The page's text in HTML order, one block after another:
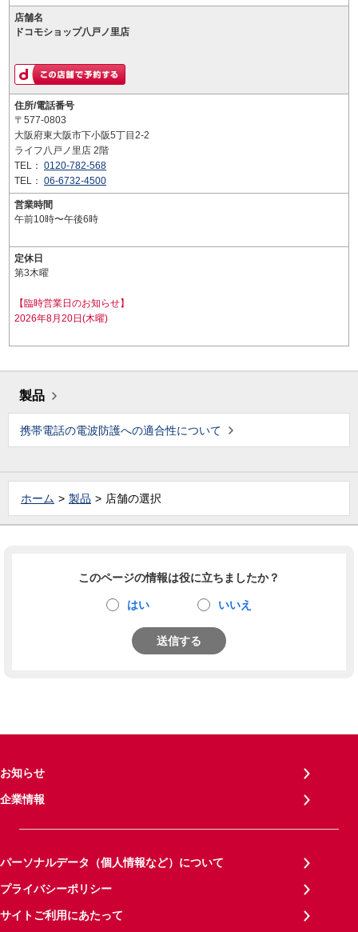
店舗名
ドコモショップ八戸ノ里店
住所/電話番号
〒577-0803
大阪府東大阪市下小阪5丁目2-2
ライフ八戸ノ里店 2階
TEL： 0120-782-568
TEL： 06-6732-4500
営業時間
午前10時〜午後6時
定休日
第3木曜
【臨時営業日のお知らせ】
2026年8月20日(木曜)
製品
携帯電話の電波防護への適合性について
ホーム 製品 店舗の選択
このページの情報は役に立ちましたか？
はい いいえ
送信する
お知らせ
企業情報
パーソナルデータ（個人情報など）について
プライバシーポリシー
サイトご利用にあたって